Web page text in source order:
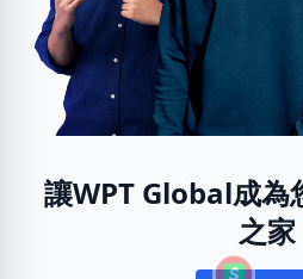
讓WPT Global成為
之家